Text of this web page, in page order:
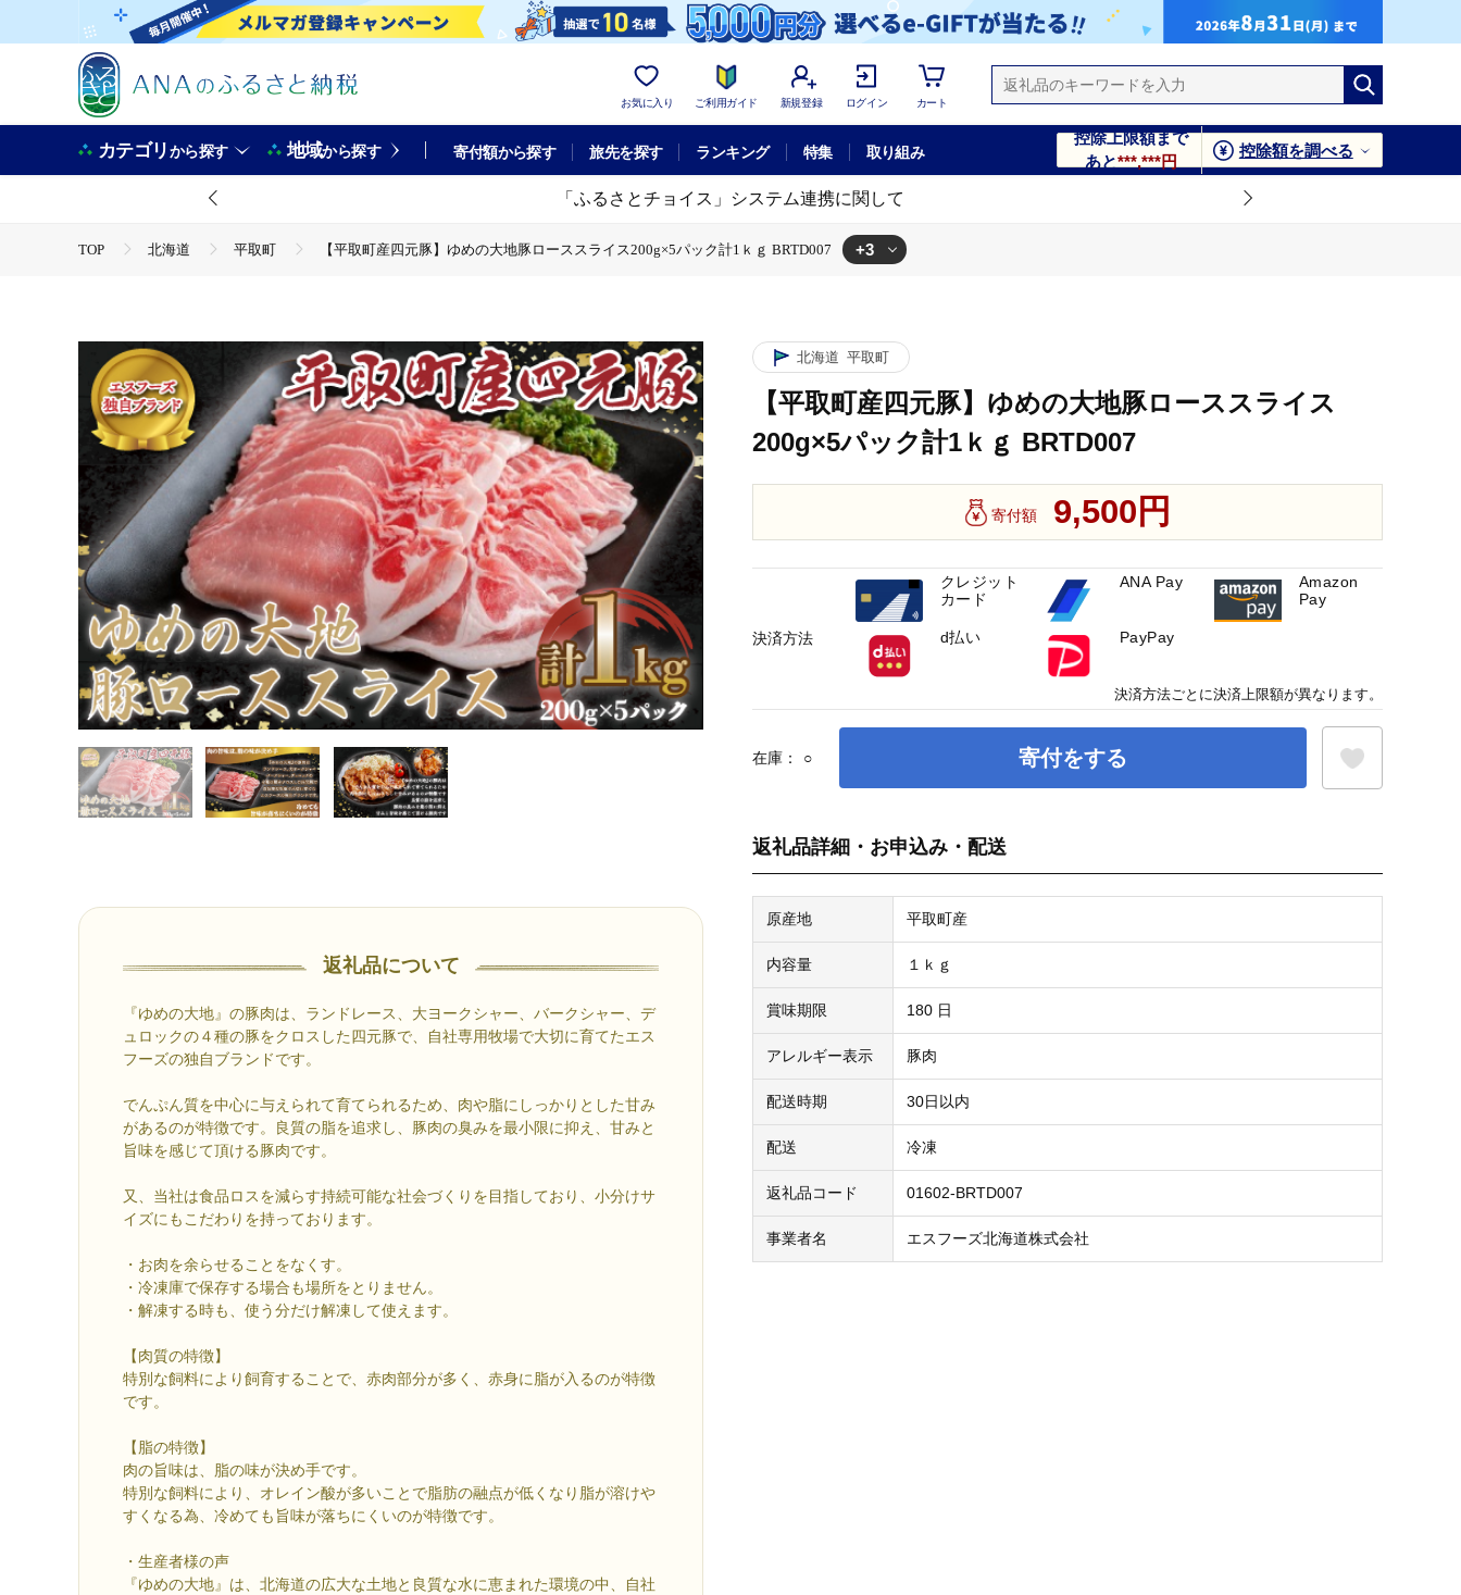
お気に入り ご利用ガイド 新規登録 ログイン カート
カテゴリから探す 地域から探す 寄付額から探す 旅先を探す ランキング 特集 取り組み
控除上限額まで
あと***,***円
控除額を調べる
「ふるさとチョイス」システム連携に関して
TOP 北海道 平取町 【平取町産四元豚】ゆめの大地豚ローススライス200g×5パック計1ｋｇ BRTD007 +3
返礼品について
『ゆめの大地』の豚肉は、ランドレース、大ヨークシャー、バークシャー、デ
ュロックの４種の豚をクロスした四元豚で、自社専用牧場で大切に育てたエス
フーズの独自ブランドです。
でんぷん質を中心に与えられて育てられるため、肉や脂にしっかりとした甘み
があるのが特徴です。良質の脂を追求し、豚肉の臭みを最小限に抑え、甘みと
旨味を感じて頂ける豚肉です。
又、当社は食品ロスを減らす持続可能な社会づくりを目指しており、小分けサ
イズにもこだわりを持っております。
・お肉を余らせることをなくす。
・冷凍庫で保存する場合も場所をとりません。
・解凍する時も、使う分だけ解凍して使えます。
【肉質の特徴】
特別な飼料により飼育することで、赤肉部分が多く、赤身に脂が入るのが特徴
です。
【脂の特徴】
肉の旨味は、脂の味が決め手です。
特別な飼料により、オレイン酸が多いことで脂肪の融点が低くなり脂が溶けや
すくなる為、冷めても旨味が落ちにくいのが特徴です。
・生産者様の声
『ゆめの大地』は、北海道の広大な土地と良質な水に恵まれた環境の中、自社
北海道 平取町
【平取町産四元豚】ゆめの大地豚ローススライス
200g×5パック計1ｋｇ BRTD007
寄付額 9,500円
在庫： ○ 寄付をする
返礼品詳細・お申込み・配送
原産地 平取町産
内容量 １ｋｇ
賞味期限 180 日
アレルギー表示 豚肉
配送時期 30日以内
配送 冷凍
返礼品コード 01602-BRTD007
事業者名 エスフーズ北海道株式会社
決済方法
クレジット
カード
ANA Pay
Amazon
Pay
d払い PayPay
決済方法ごとに決済上限額が異なります。